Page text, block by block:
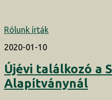
Rólunk írták
2020-01-10
Újévi találkozó a
Alapítványnál